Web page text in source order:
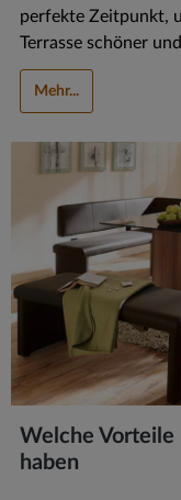
perfekte Zeitpunkt,
Terrasse schöner
Mehr...
Welche Vorteile
haben